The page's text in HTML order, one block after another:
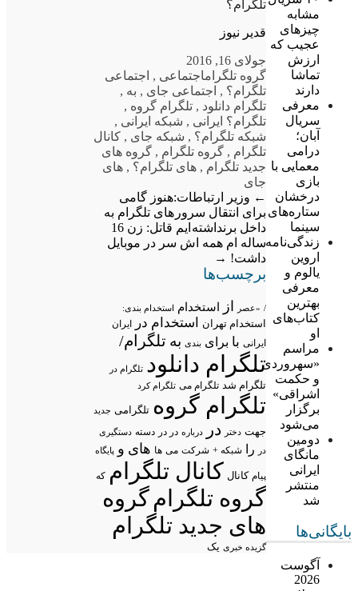
مشابه
چیزهای
عجیب که
ارزش
تماشا
دارند
معرفی
سریال
آبان؛
درامی
معمایی با
بازی
درخشان
ستاره‌های
سینما
زندگی‌نامه
اروین
یالوم و
معرفی
بهترین
کتاب‌های
او
مراسم
«سهروردی
و حکمت
اشراقی»
برگزار
می‌شود
دومین
مانگای
ایرانی
منتشر
شد
بایگانی‌ها
آگوست
2026
تلگرام؟
قدیر نیوز
جولای 16, 2016
گروه تلگراماجتماعی , اجتماعی
تلگرام؟ , اجتماعی جای , به ,
تلگرام دانلود , تلگرام گروه ,
تلگرام؟ ایرانی , شبکه ایرانی ,
شبکه تلگرام؟ , شبکه جای , کانال
تلگرام , گروه تلگرام , گروه های
جدید تلگرام , های تلگرام؟ , های
جای
← وزیر ارتباطات:هنوز گامی
برای انتقال سرور های تلگرام به
داخل برنداشته ایم
قاتل: زن 16
ساله ام همه اش سر در موبایل
داشت! →
برچسب‌ها
/ «عصر از استخدام استخدام بندی:
استخدام تهران استخدام در ایران
ایرانی با برای بندی به تلگرام/
تلگرام دانلود تلگرام در
تلگرام شد تلگرام می تلگرام کرد
تلگرام گروه تلگرامی جدید
جهت دختر در درباره در در دسته دستگیری
در
را شبکه + شرکت می ها های و پایگاه
پیام کانال کانال تلگرام که
گروه تلگرامگروه
های جدید تلگرام
گزیده خبری یک